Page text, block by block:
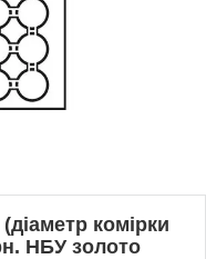
комірки
НБУ золото